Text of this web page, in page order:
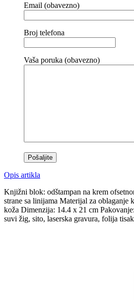
Email (obavezno)
Broj telefona
Vaša poruka (obavezno)
Opis artikla
Knjižni blok: odštampan na krem
strane sa linijama Materijal za oblaganje
koža Dimenzija: 14.4 x 21 cm
suvi žig, sito, laserska gravura, folija